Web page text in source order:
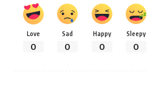
Love
0
Sad
0
Happy
0
Sleepy
0